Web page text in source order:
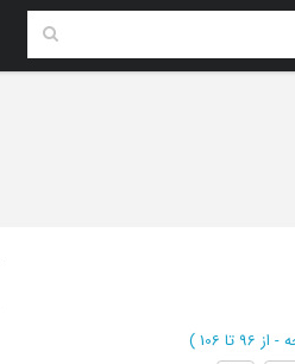
از 96 تا 106 )